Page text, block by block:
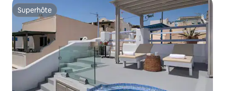
Superhôte
Superhôte